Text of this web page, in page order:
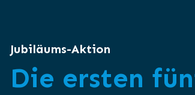
Jubiläums-Aktion
Die ersten